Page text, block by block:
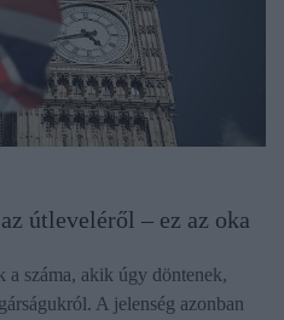
útleveléről – ez az oka
száma, akik úgy döntenek,
A jelenség azonban